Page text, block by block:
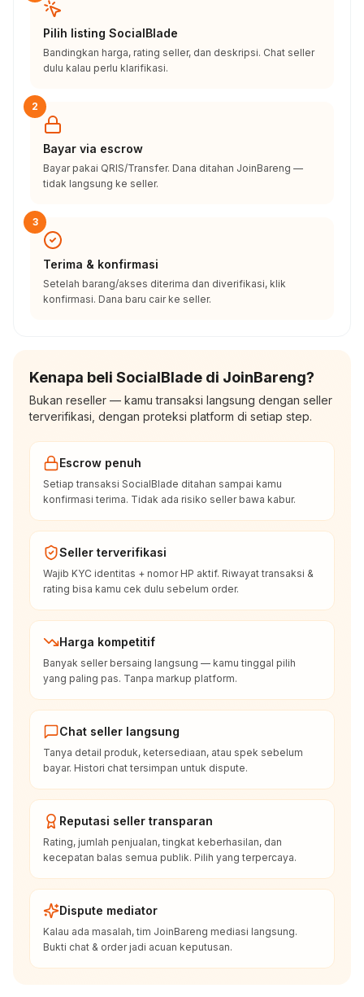
Pilih listing SocialBlade
Bandingkan harga, rating seller, dan deskripsi. Chat seller
dulu kalau perlu klarifikasi.
2
Bayar via escrow
Bayar pakai QRIS/Transfer. Dana ditahan JoinBareng —
tidak langsung ke seller.
3
Terima & konfirmasi
Setelah barang/akses diterima dan diverifikasi, klik
konfirmasi. Dana baru cair ke seller.
Kenapa beli SocialBlade di JoinBareng?
Bukan reseller — kamu transaksi langsung dengan seller
terverifikasi, dengan proteksi platform di setiap step.
Escrow penuh
Setiap transaksi SocialBlade ditahan sampai kamu
konfirmasi terima. Tidak ada risiko seller bawa kabur.
Seller terverifikasi
Wajib KYC identitas + nomor HP aktif. Riwayat transaksi &
rating bisa kamu cek dulu sebelum order.
Harga kompetitif
Banyak seller bersaing langsung — kamu tinggal pilih
yang paling pas. Tanpa markup platform.
Chat seller langsung
Tanya detail produk, ketersediaan, atau spek sebelum
bayar. Histori chat tersimpan untuk dispute.
Reputasi seller transparan
Rating, jumlah penjualan, tingkat keberhasilan, dan
kecepatan balas semua publik. Pilih yang terpercaya.
Dispute mediator
Kalau ada masalah, tim JoinBareng mediasi langsung.
Bukti chat & order jadi acuan keputusan.